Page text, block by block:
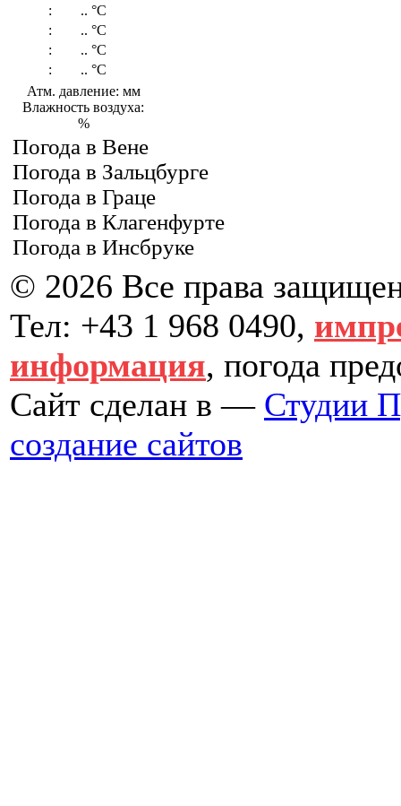
: .. °C
:
.. °C
:
.. °C
:
.. °C
Атм. давление: мм
Влажность воздуха:
%
Погода в Вене
Погода в Зальцбурге
Погода в Граце
Погода в Клагенфурте
Погода в Инсбруке
© 2026 Все права
Тел: +43 1 968 0490,
информация, погода
Сайт сделан в — Студии
создание сайтов